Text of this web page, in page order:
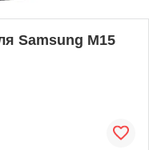
Samsung M15